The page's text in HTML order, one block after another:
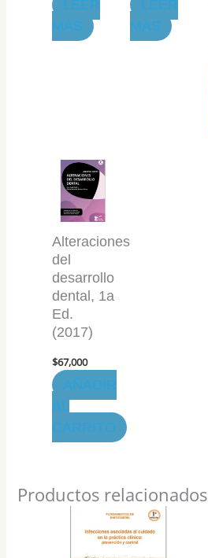
LEER
MÁS
LEER
MÁS
Alteraciones
del
desarrollo
dental, 1a
Ed.
(2017)
$67,000
AÑADIR
AL
CARRITO
Productos relacionados